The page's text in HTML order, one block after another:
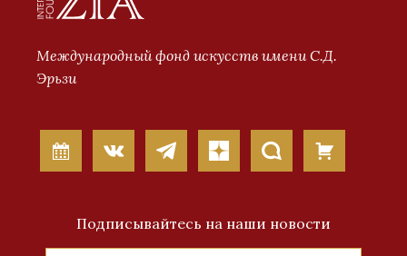
Международный фонд искусств имени С.Д.
Эрьзи
Подписывайтесь на наши новости